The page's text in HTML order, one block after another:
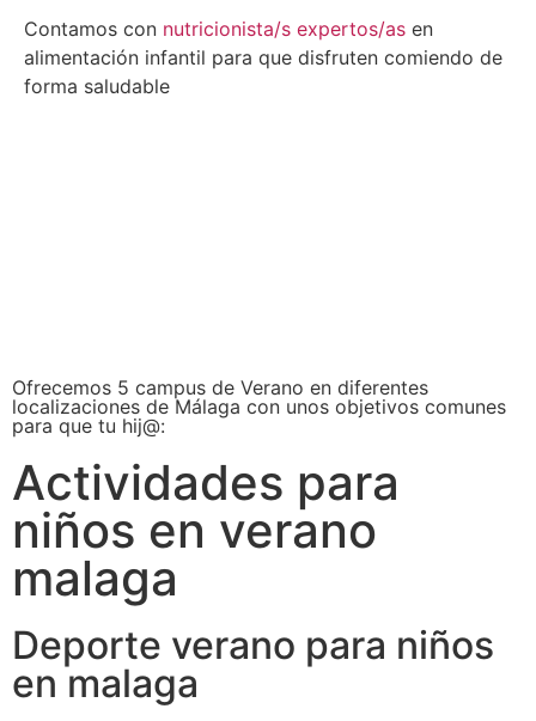
Contamos con nutricionista/s expertos/as en
alimentación infantil para que disfruten comiendo de
forma saludable
Ofrecemos 5 campus de Verano en diferentes
localizaciones de Málaga con unos objetivos comunes
para que tu hij@:
Actividades para
niños en verano
malaga
Deporte verano para niños
en malaga